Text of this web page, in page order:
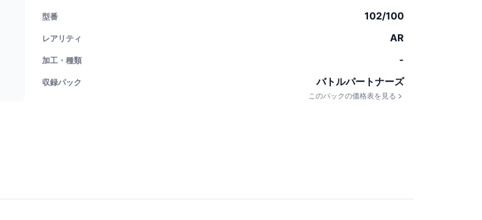
型番 102/100
レアリティ AR
加工・種類 -
収録パック バトルパートナーズ
このパックの価格表を見る